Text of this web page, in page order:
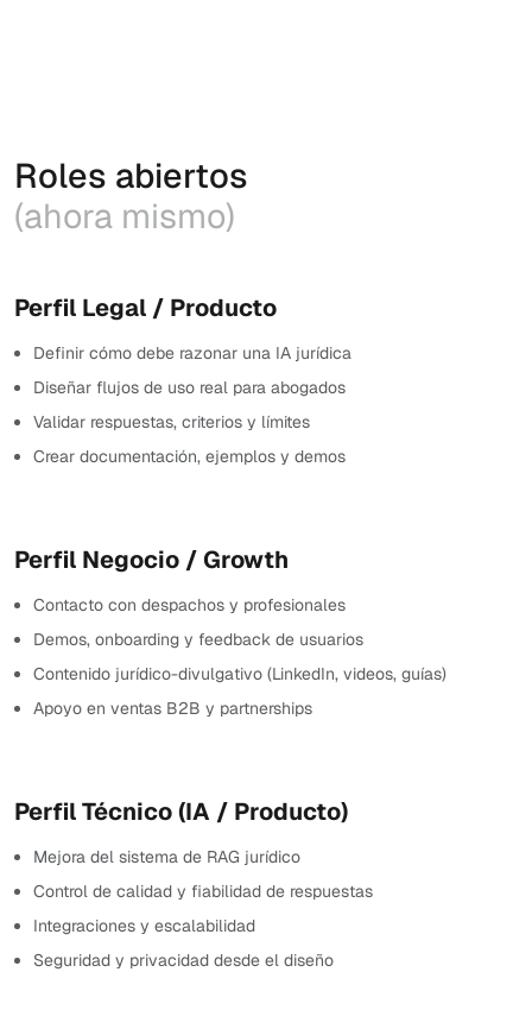
Roles abiertos
(ahora mismo)
Perfil Legal / Producto
Definir cómo debe razonar una IA jurídica
Diseñar flujos de uso real para abogados
Validar respuestas, criterios y límites
Crear documentación, ejemplos y demos
Perfil Negocio / Growth
Contacto con despachos y profesionales
Demos, onboarding y feedback de usuarios
Contenido jurídico-divulgativo (LinkedIn, videos, guías)
Apoyo en ventas B2B y partnerships
Perfil Técnico (IA / Producto)
Mejora del sistema de RAG jurídico
Control de calidad y fiabilidad de respuestas
Integraciones y escalabilidad
Seguridad y privacidad desde el diseño